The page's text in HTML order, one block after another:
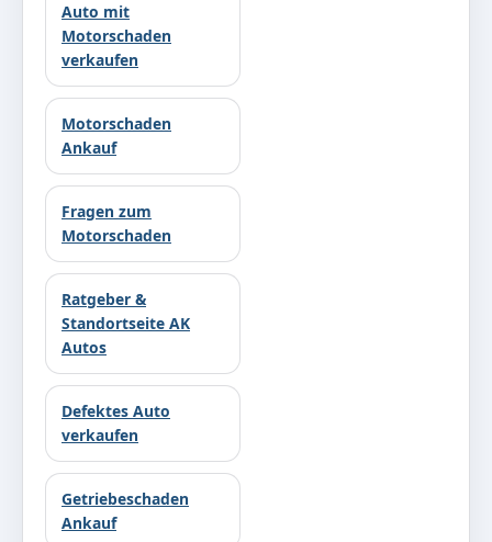
Auto mit
Motorschaden
verkaufen
Motorschaden
Ankauf
Fragen zum
Motorschaden
Ratgeber &
Standortseite AK
Autos
Defektes Auto
verkaufen
Getriebeschaden
Ankauf